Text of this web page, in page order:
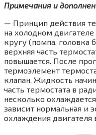
Примечания и
— Принцип действия
на холодном
кругу (помпа, головка
верхняя часть
повышается. После
термоэлемент
клапан. Жидкость
часть термостата в
несколько
зависит нормальная и
охлаждения двигателя